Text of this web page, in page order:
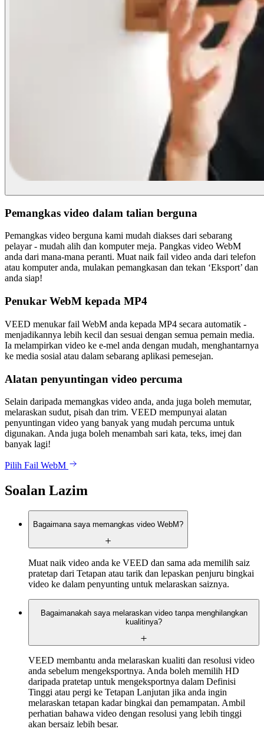
Pemangkas video dalam talian berguna
Pemangkas video berguna kami mudah diakses dari sebarang
pelayar - mudah alih dan komputer meja. Pangkas video WebM
anda dari mana-mana peranti. Muat naik fail video anda dari telefon
atau komputer anda, mulakan pemangkasan dan tekan ‘Eksport’ dan
anda siap!
Penukar WebM kepada MP4
VEED menukar fail WebM anda kepada MP4 secara automatik -
menjadikannya lebih kecil dan sesuai dengan semua pemain media.
Ia melampirkan video ke e-mel anda dengan mudah, menghantarnya
ke media sosial atau dalam sebarang aplikasi pemesejan.
Alatan penyuntingan video percuma
Selain daripada memangkas video anda, anda juga boleh memutar,
melaraskan sudut, pisah dan trim. VEED mempunyai alatan
penyuntingan video yang banyak yang mudah percuma untuk
digunakan. Anda juga boleh menambah sari kata, teks, imej dan
banyak lagi!
Pilih Fail WebM
Soalan Lazim
Bagaimana saya memangkas video WebM?
Muat naik video anda ke VEED dan sama ada memilih saiz
pratetap dari Tetapan atau tarik dan lepaskan penjuru bingkai
video ke dalam penyunting untuk melaraskan saiznya.
Bagaimanakah saya melaraskan video tanpa menghilangkan
kualitinya?
VEED membantu anda melaraskan kualiti dan resolusi video
anda sebelum mengeksportnya. Anda boleh memilih HD
daripada pratetap untuk mengeksportnya dalam Definisi
Tinggi atau pergi ke Tetapan Lanjutan jika anda ingin
melaraskan tetapan kadar bingkai dan pemampatan. Ambil
perhatian bahawa video dengan resolusi yang lebih tinggi
akan bersaiz lebih besar.